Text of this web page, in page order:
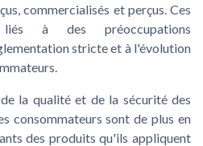
commercialisés et perçus. Ces
à des préoccupations
stricte et à l'évolution
la qualitéet de la sécuritédes
consommateurs sont de plus en
des produits qu'ils appliquent